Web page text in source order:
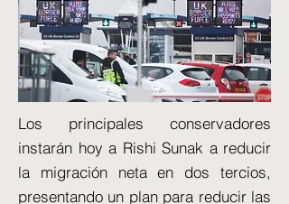
Los principales conservadores
instarán hoy a Rishi Sunak a reducir
la migración neta en dos tercios,
presentando un plan para reducir las